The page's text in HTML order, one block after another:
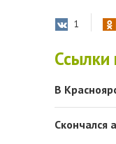
1
Ссылки
В
Скончался